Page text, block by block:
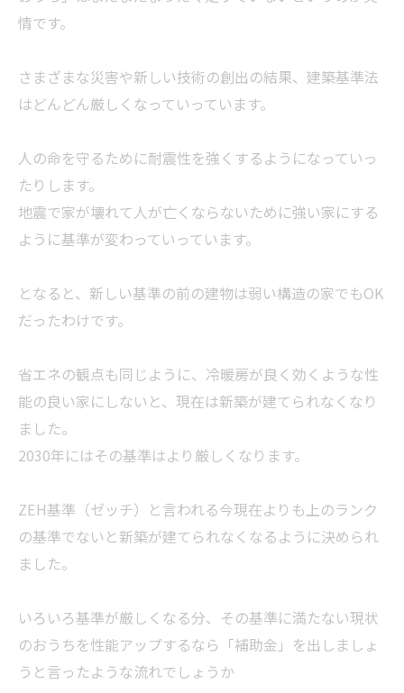
情です。
さまざまな災害や新しい技術の創出の結果、建築基準法
はどんどん厳しくなっていっています。
人の命を守るために耐震性を強くするようになっていっ
たりします。
地震で家が壊れて人が亡くならないために強い家にする
ように基準が変わっていっています。
となると、新しい基準の前の建物は弱い構造の家でもOK
だったわけです。
省エネの観点も同じように、冷暖房が良く効くような性
能の良い家にしないと、現在は新築が建てられなくなり
ました。
2030年にはその基準はより厳しくなります。
ZEH基準（ゼッチ）と言われる今現在よりも上のランク
の基準でないと新築が建てられなくなるように決められ
ました。
いろいろ基準が厳しくなる分、その基準に満たない現状
のおうちを性能アップするなら「補助金」を出しましょ
うと言ったような流れでしょうか